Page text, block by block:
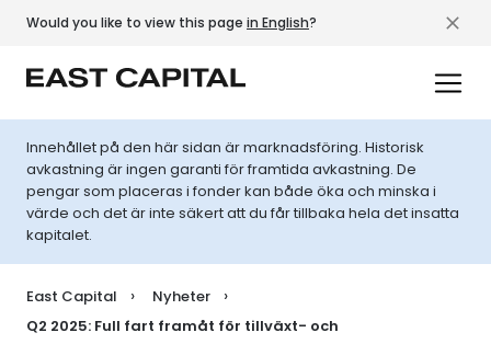
Would you like to view this page in English?
Innehållet på den här sidan är marknadsföring. Historisk
avkastning är ingen garanti för framtida avkastning. De
pengar som placeras i fonder kan både öka och minska i
värde och det är inte säkert att du får tillbaka hela det insatta
kapitalet.
East Capital
Nyheter
Q2 2025: Full fart framåt för tillväxt- och